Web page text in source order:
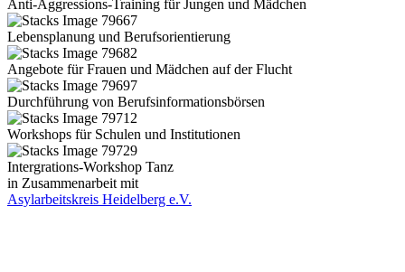
Anti-Aggressions-Training für Jungen und Mädchen
Lebensplanung und Berufsorientierung
Angebote für Frauen und Mädchen auf der Flucht
Durchführung von Berufsinformationsbörsen
Workshops für Schulen und Institutionen
Intergrations-Workshop Tanz
in Zusammenarbeit mit
Asylarbeitskreis Heidelberg e.V.